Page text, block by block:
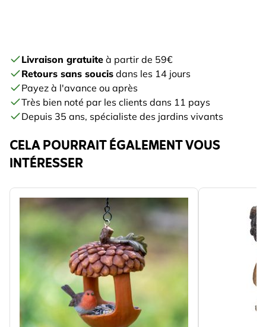
Livraison gratuite à partir de 59€
Retours sans soucis dans les 14 jours
Payez à l'avance ou après
Très bien noté par les clients dans 11 pays
Depuis 35 ans, spécialiste des jardins vivants
CELA POURRAIT ÉGALEMENT VOUS
INTÉRESSER